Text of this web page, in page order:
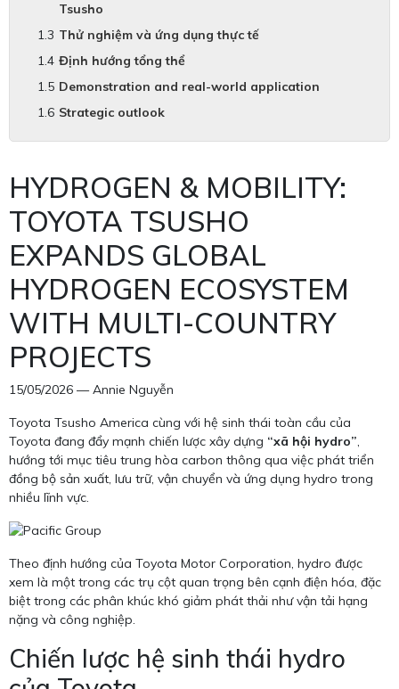
Tsusho
Thử nghiệm và ứng dụng thực tế
Định hướng tổng thể
Demonstration and real-world application
Strategic outlook
HYDROGEN & MOBILITY:
TOYOTA TSUSHO
EXPANDS GLOBAL
HYDROGEN ECOSYSTEM
WITH MULTI-COUNTRY
PROJECTS
15/05/2026 — Annie Nguyễn
Toyota Tsusho America cùng với hệ sinh thái toàn cầu của
Toyota đang đẩy mạnh chiến lược xây dựng “xã hội hydro”,
hướng tới mục tiêu trung hòa carbon thông qua việc phát triển
đồng bộ sản xuất, lưu trữ, vận chuyển và ứng dụng hydro trong
nhiều lĩnh vực.
Theo định hướng của Toyota Motor Corporation, hydro được
xem là một trong các trụ cột quan trọng bên cạnh điện hóa, đặc
biệt trong các phân khúc khó giảm phát thải như vận tải hạng
nặng và công nghiệp.
Chiến lược hệ sinh thái hydro